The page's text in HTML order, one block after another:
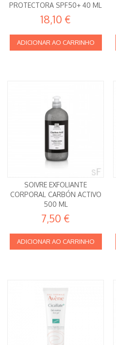
PROTECTORA SPF50+ 40 ML
18,10 €
ADICIONAR AO CARRINHO
SOIVRE EXFOLIANTE
CORPORAL CARBÓN ACTIVO
500 ML
7,50 €
ADICIONAR AO CARRINHO